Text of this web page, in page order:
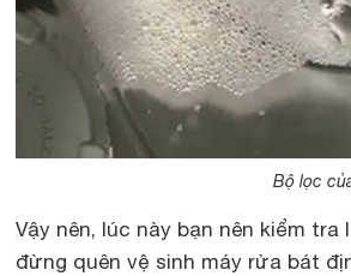
Bộ lọc
Vậy nên, lúc này bạn nên kiểm
đừng quên vệ sinh máy rửa bát